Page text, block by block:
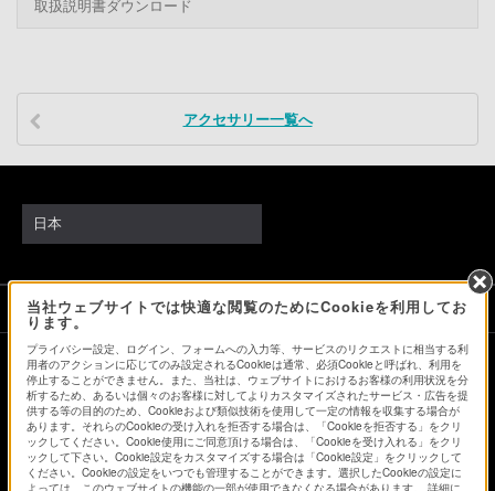
取扱説明書ダウンロード
アクセサリー一覧へ
当社ウェブサイトでは快適な閲覧のためにCookieを利用してお
ります。
プライバシー設定、ログイン、フォームへの入力等、サービスのリクエストに相当する利
用者のアクションに応じてのみ設定されるCookieは通常、必須Cookieと呼ばれ、利用を
停止することができません。また、当社は、ウェブサイトにおけるお客様の利用状況を分
析するため、あるいは個々のお客様に対してよりカスタマイズされたサービス・広告を提
供する等の目的のため、Cookieおよび類似技術を使用して一定の情報を収集する場合が
あります。それらのCookieの受け入れを拒否する場合は、「Cookieを拒否する」をクリ
ックしてください。Cookie使用にご同意頂ける場合は、「Cookieを受け入れる」をクリ
ックして下さい。Cookie設定をカスタマイズする場合は「Cookie設定」をクリックして
ください。Cookieの設定をいつでも管理することができます。選択したCookieの設定に
よっては、このウェブサイトの機能の一部が使用できなくなる場合があります。 詳細に
日本
ソニーストアでのお買い物にあたって
会社情報 採用情報 特約店のご案内
ニュースリリース
環境情報
My Sony 利用規約